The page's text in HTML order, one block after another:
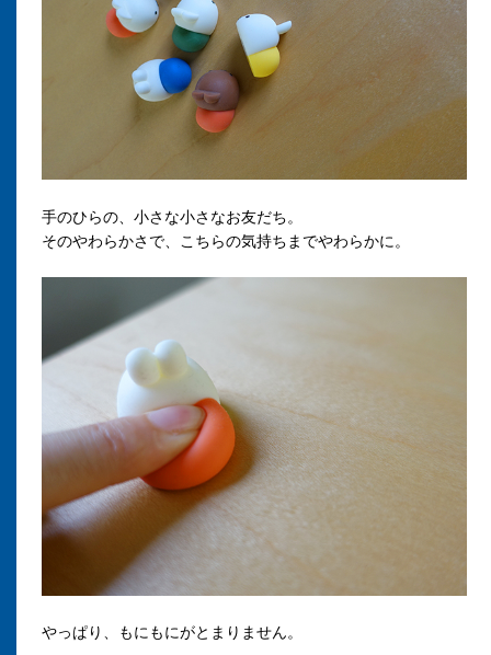
手のひらの、小さな小さなお友だち。
そのやわらかさで、こちらの気持ちまでやわらかに。
やっぱり、もにもにがとまりません。